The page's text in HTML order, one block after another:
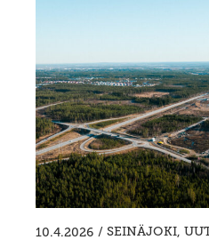
10.4.2026 / SEINÄJOKI,